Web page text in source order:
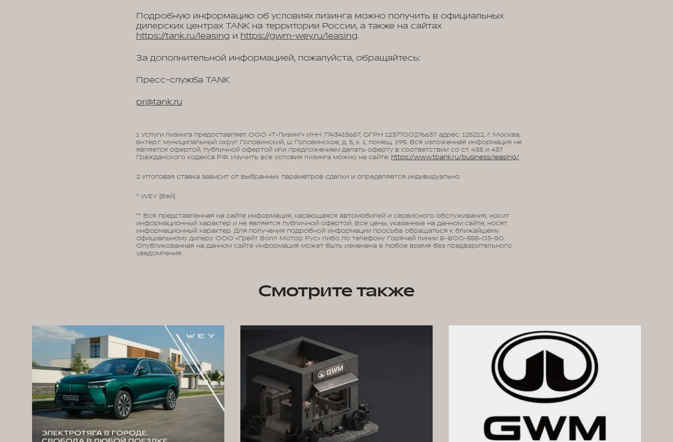
Подробную информацию об условиях лизинга можно получить в официальных
дилерских центрах TANK на территории России, а также на сайтах
https://tank.ru/leasing и https://gwm-wey.ru/leasing.
За дополнительной информацией, пожалуйста, обращайтесь:
Пресс-служба TANK
pr@tank.ru
1 Услуги лизинга предоставляет ООО «Т-Лизинг» ИНН 7743415657, ОГРН 1237700276637 адрес: 125212, г. Москва,
вн.тер.г. муниципальный округ Головинский, ш Головинское, д. 5, к. 1, помещ. 195. Вся изложенная информация не
является офертой, публичной офертой или предложением делать оферту в соответствии со ст. 435 и 437
Гражданского кодекса РФ. Изучить все условия лизинга можно на сайте: https://www.tbank.ru/business/leasing/
2 Итоговая ставка зависит от выбранных параметров сделки и определяется индивидуально
* WEY (Вей)
** Вся представленная на сайте информация, касающаяся автомобилей и сервисного обслуживания, носит
информационный характер и не является публичной офертой. Все цены, указанные на данном сайте, носят
информационный характер. Для получения подробной информации просьба обращаться к ближайшему
официальному дилеру ООО «Грейт Волл Мотор Рус» либо по телефону Горячей линии 8-800-555-03-50.
Опубликованная на данном сайте информация может быть изменена в любое время без предварительного
уведомления.
Смотрите также